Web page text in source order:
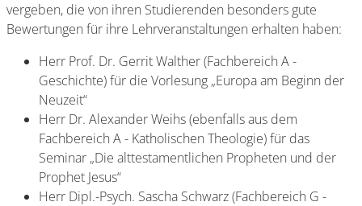
vergeben, die von ihren Studierenden besonders gute
Bewertungen für ihre Lehrveranstaltungen erhalten haben:
Herr Prof. Dr. Gerrit Walther (Fachbereich A -
Geschichte) für die Vorlesung „Europa am Beginn der
Neuzeit“
Herr Dr. Alexander Weihs (ebenfalls aus dem
Fachbereich A - Katholischen Theologie) für das
Seminar „Die alttestamentlichen Propheten und der
Prophet Jesus“
Herr Dipl.-Psych. Sascha Schwarz (Fachbereich G -